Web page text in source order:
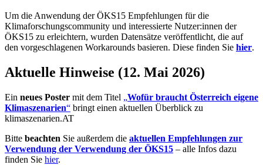
Um die Anwendung der ÖKS15 Empfehlungen für die
Klimaforschungscommunity und interessierte Nutzer:innen der
ÖKS15 zu erleichtern, wurden Datensätze veröffentlicht, die auf
den vorgeschlagenen Workarounds basieren. Diese finden Sie hier.
Aktuelle Hinweise (12. Mai 2026)
Ein neues Poster mit dem Titel „Wofür braucht Österreich eigene
Klimaszenarien“ bringt einen aktuellen Überblick zu
klimaszenarien.AT
Bitte beachten Sie außerdem die aktuellen Empfehlungen zur
Verwendung der Verwendung der ÖKS15 – alle Infos dazu
finden Sie hier.